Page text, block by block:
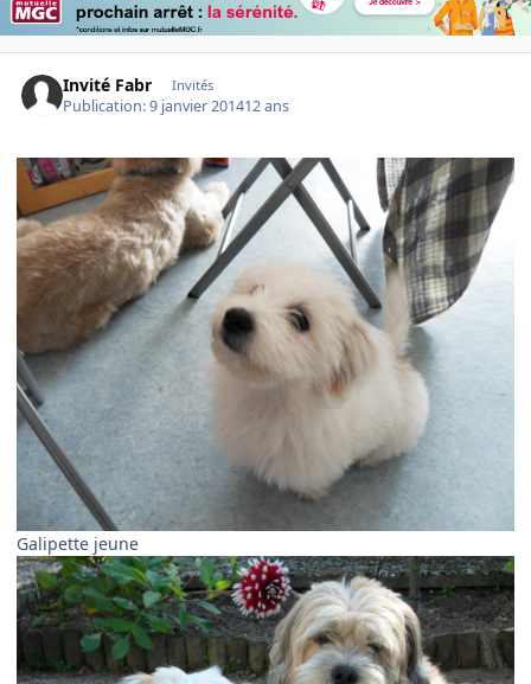
Invité Fabr Invités
Publication:9 janvier 201412 ans
Galipette jeune